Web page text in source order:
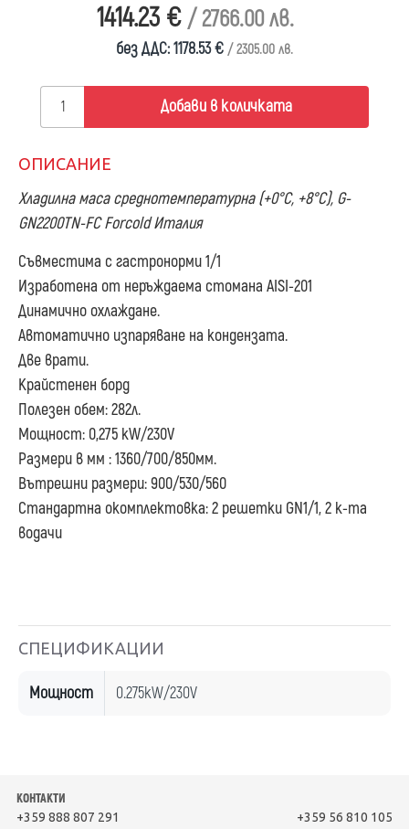
1414.23 € / 2766.00 лв.
без ДДС: 1178.53 € / 2305.00 лв.
Добави в количката
ОПИСАНИЕ
Хладилна маса среднотемпературна (+0°С, +8°С), G-
GN2200TN-FC Forcold Италия
Съвместима с гастронорми 1/1
Изработена от неръждаема стомана AISI-201
Динамично охлаждане.
Автоматично изпаряване на кондензата.
Две врати.
Крайстенен борд
Полезен обем: 282л.
Мощност: 0,275 kW/230V
Размери в мм : 1360/700/850мм.
Вътрешни размери: 900/530/560
Стандартна окомплектовка: 2 решетки GN1/1, 2 к-та
водачи
СПЕЦИФИКАЦИИ
Мощност 0.275kW/230V
КОНТАКТИ
+359 888 807 291 +359 56 810 105